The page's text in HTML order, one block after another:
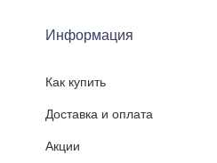
Информация
Как купить
Доставка и оплата
Акции